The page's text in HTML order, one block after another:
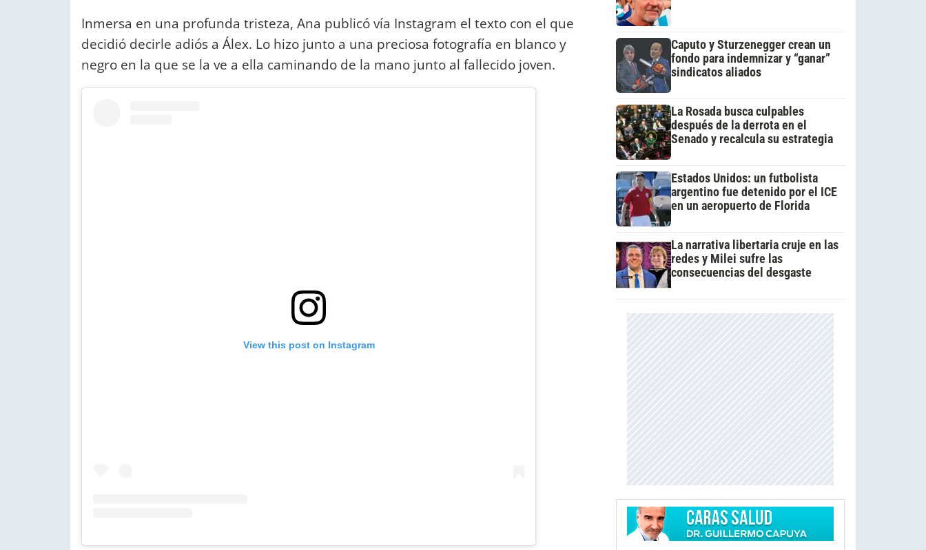
Inmersa en una profunda tristeza, Ana publicó vía Instagram el texto con el que
decidió decirle adiós a Álex. Lo hizo junto a una preciosa fotografía en blanco y
negro en la que se la ve a ella caminando de la mano junto al fallecido joven.
View this post on Instagram
Caputo y Sturzenegger crean un
fondo para indemnizar y “ganar”
sindicatos aliados
La Rosada busca culpables
después de la derrota en el
Senado y recalcula su estrategia
Estados Unidos: un futbolista
argentino fue detenido por el ICE
en un aeropuerto de Florida
La narrativa libertaria cruje en las
redes y Milei sufre las
consecuencias del desgaste